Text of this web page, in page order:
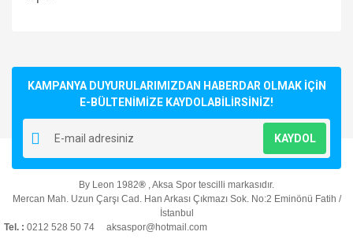
Yorum Yaz
kullanarak tarafımıza iletebilirsiniz.
Görüş ve önerileriniz için teşekkür ederiz.
Ürün resmi kalitesiz, bozuk veya görüntülenemiyor.
Ürün açıklamasında eksik bilgiler bulunuyor.
Ürün bilgilerinde hatalar bulunuyor.
Ürün fiyatı diğer sitelerden daha pahalı.
Bu ürüne benzer farklı alternatifler olmalı.
KAMPANYA DUYURULARIMIZDAN HABERDAR OLMAK İÇİN
E-BÜLTENİMİZE KAYDOLABİLİRSİNİZ!
KAYDOL
By Leon 1982® , Aksa Spor tescilli markasıdır.
Mercan Mah. Uzun Çarşı Cad. Han Arkası Çıkmazı Sok. No:2 Eminönü Fatih /
İstanbul
Tel. : 0212 528 50 74 aksaspor@hotmail.com